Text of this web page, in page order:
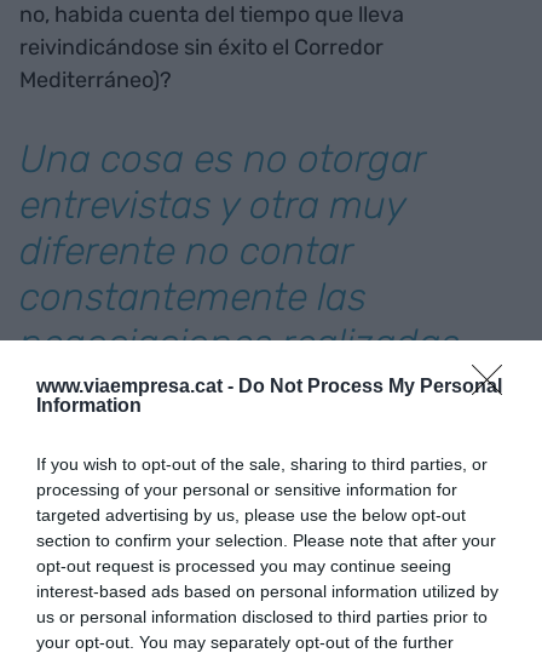
www.viaempresa.cat - Do Not Process My Personal
Information
If you wish to opt-out of the sale, sharing to third parties, or
processing of your personal or sensitive information for
targeted advertising by us, please use the below opt-out
section to confirm your selection. Please note that after your
opt-out request is processed you may continue seeing
interest-based ads based on personal information utilized by
us or personal information disclosed to third parties prior to
your opt-out. You may separately opt-out of the further
no, habida cuenta del tiempo que lleva
reivindicándose sin éxito el Corredor
Mediterráneo)?
Una cosa es no otorgar
entrevistas y otra muy
diferente no contar
constantemente las
negociaciones realizadas,
los avances obtenidos o los
Podemos hablar (y con razón) de cómo el IBEX ha
conseguido conquistar espacios constantes en
los grandes medios de comunicación nacionales.
A pesar de que sus dirigentes tampoco
comparecen de manera habitual. Pero una cosa